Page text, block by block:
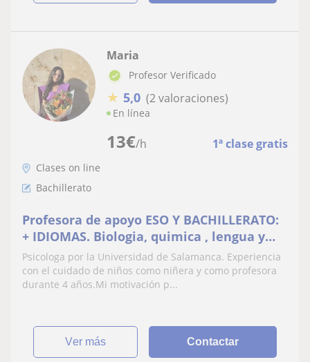
13€/h 1ª clase gratis
Maria
Profesor Verificado
★ 5,0 (2 valoraciones)
En línea
Clases on line
Bachillerato
Profesora de apoyo ESO Y BACHILLERATO:
+ IDIOMAS. Biologia, quimica , lengua y
literatura , geografía, historia,
matemáticas, ingles y francés
Psicologa por la Universidad de Salamanca. Experiencia
con el cuidado de niños como niñera y como profesora
durante 4 años.Mi motivación p...
ver más Contactar